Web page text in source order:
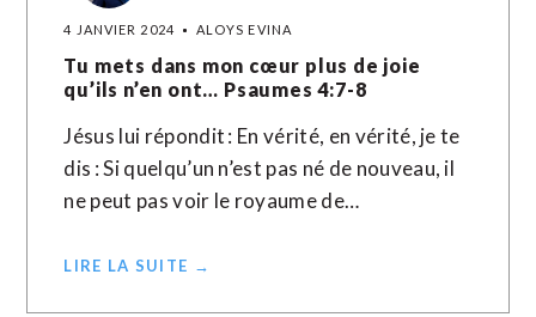
4 JANVIER 2024 ALOYS EVINA
Tu mets dans mon cœur plus de joie
qu’ils n’en ont… Psaumes 4:7-8
Jésus lui répondit : En vérité, en vérité, je te
dis : Si quelqu’un n’est pas né de nouveau, il
ne peut pas voir le royaume de…
LIRE LA SUITE →